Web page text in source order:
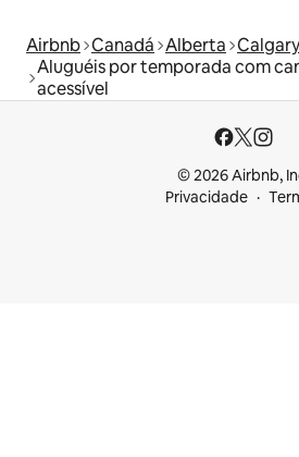
Airbnb Canadá Alberta Calgary
Aluguéis por temporada com
acessível
© 2026 Airbnb,
Privacidade